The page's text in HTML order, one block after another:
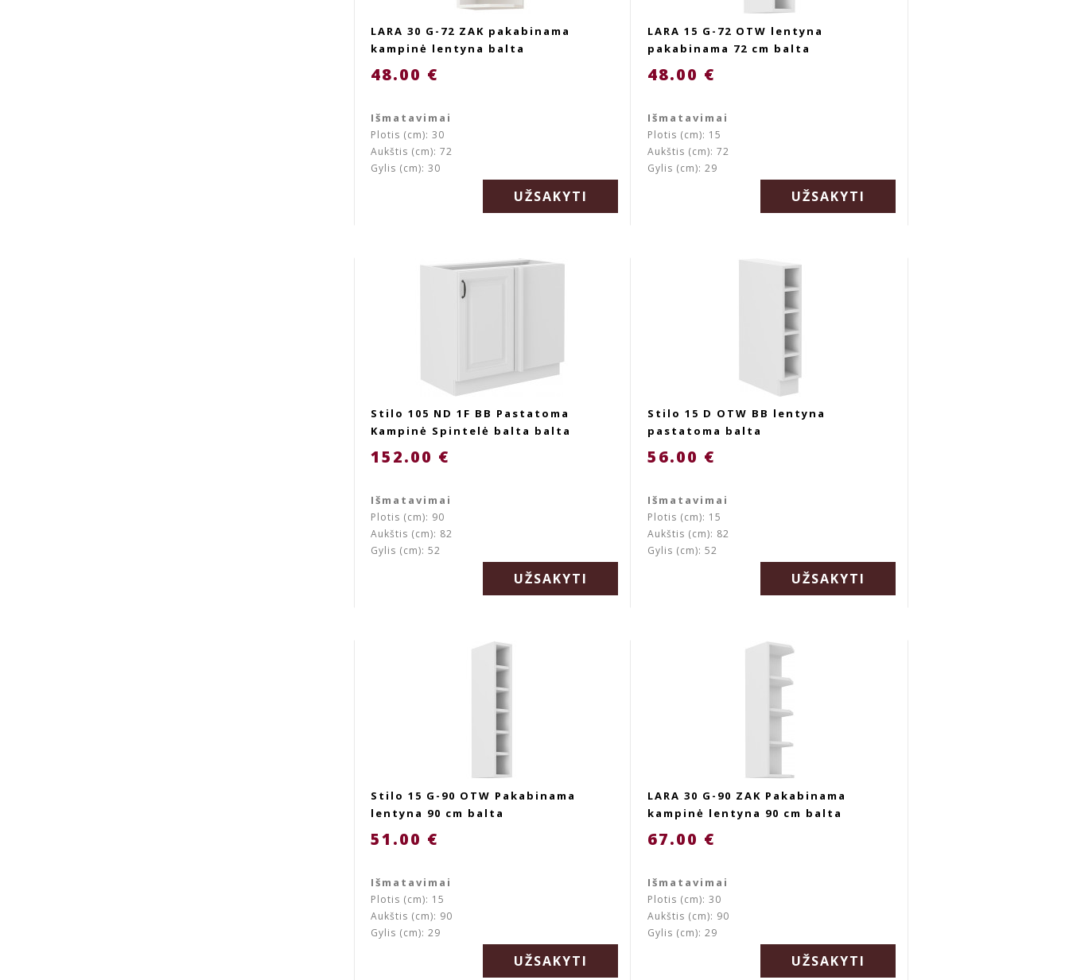
LARA 30 G-72 ZAK pakabinama
kampinė lentyna balta
48.00 €
Išmatavimai
Plotis (cm): 30
Aukštis (cm): 72
Gylis (cm): 30
UŽSAKYTI
LARA 15 G-72 OTW lentyna
pakabinama 72 cm balta
48.00 €
Išmatavimai
Plotis (cm): 15
Aukštis (cm): 72
Gylis (cm): 29
UŽSAKYTI
Stilo 105 ND 1F BB Pastatoma
Kampinė Spintelė balta balta
152.00 €
Išmatavimai
Plotis (cm): 90
Aukštis (cm): 82
Gylis (cm): 52
UŽSAKYTI
Stilo 15 D OTW BB lentyna
pastatoma balta
56.00 €
Išmatavimai
Plotis (cm): 15
Aukštis (cm): 82
Gylis (cm): 52
UŽSAKYTI
Stilo 15 G-90 OTW Pakabinama
lentyna 90 cm balta
51.00 €
Išmatavimai
Plotis (cm): 15
Aukštis (cm): 90
Gylis (cm): 29
UŽSAKYTI
LARA 30 G-90 ZAK Pakabinama
kampinė lentyna 90 cm balta
67.00 €
Išmatavimai
Plotis (cm): 30
Aukštis (cm): 90
Gylis (cm): 29
UŽSAKYTI